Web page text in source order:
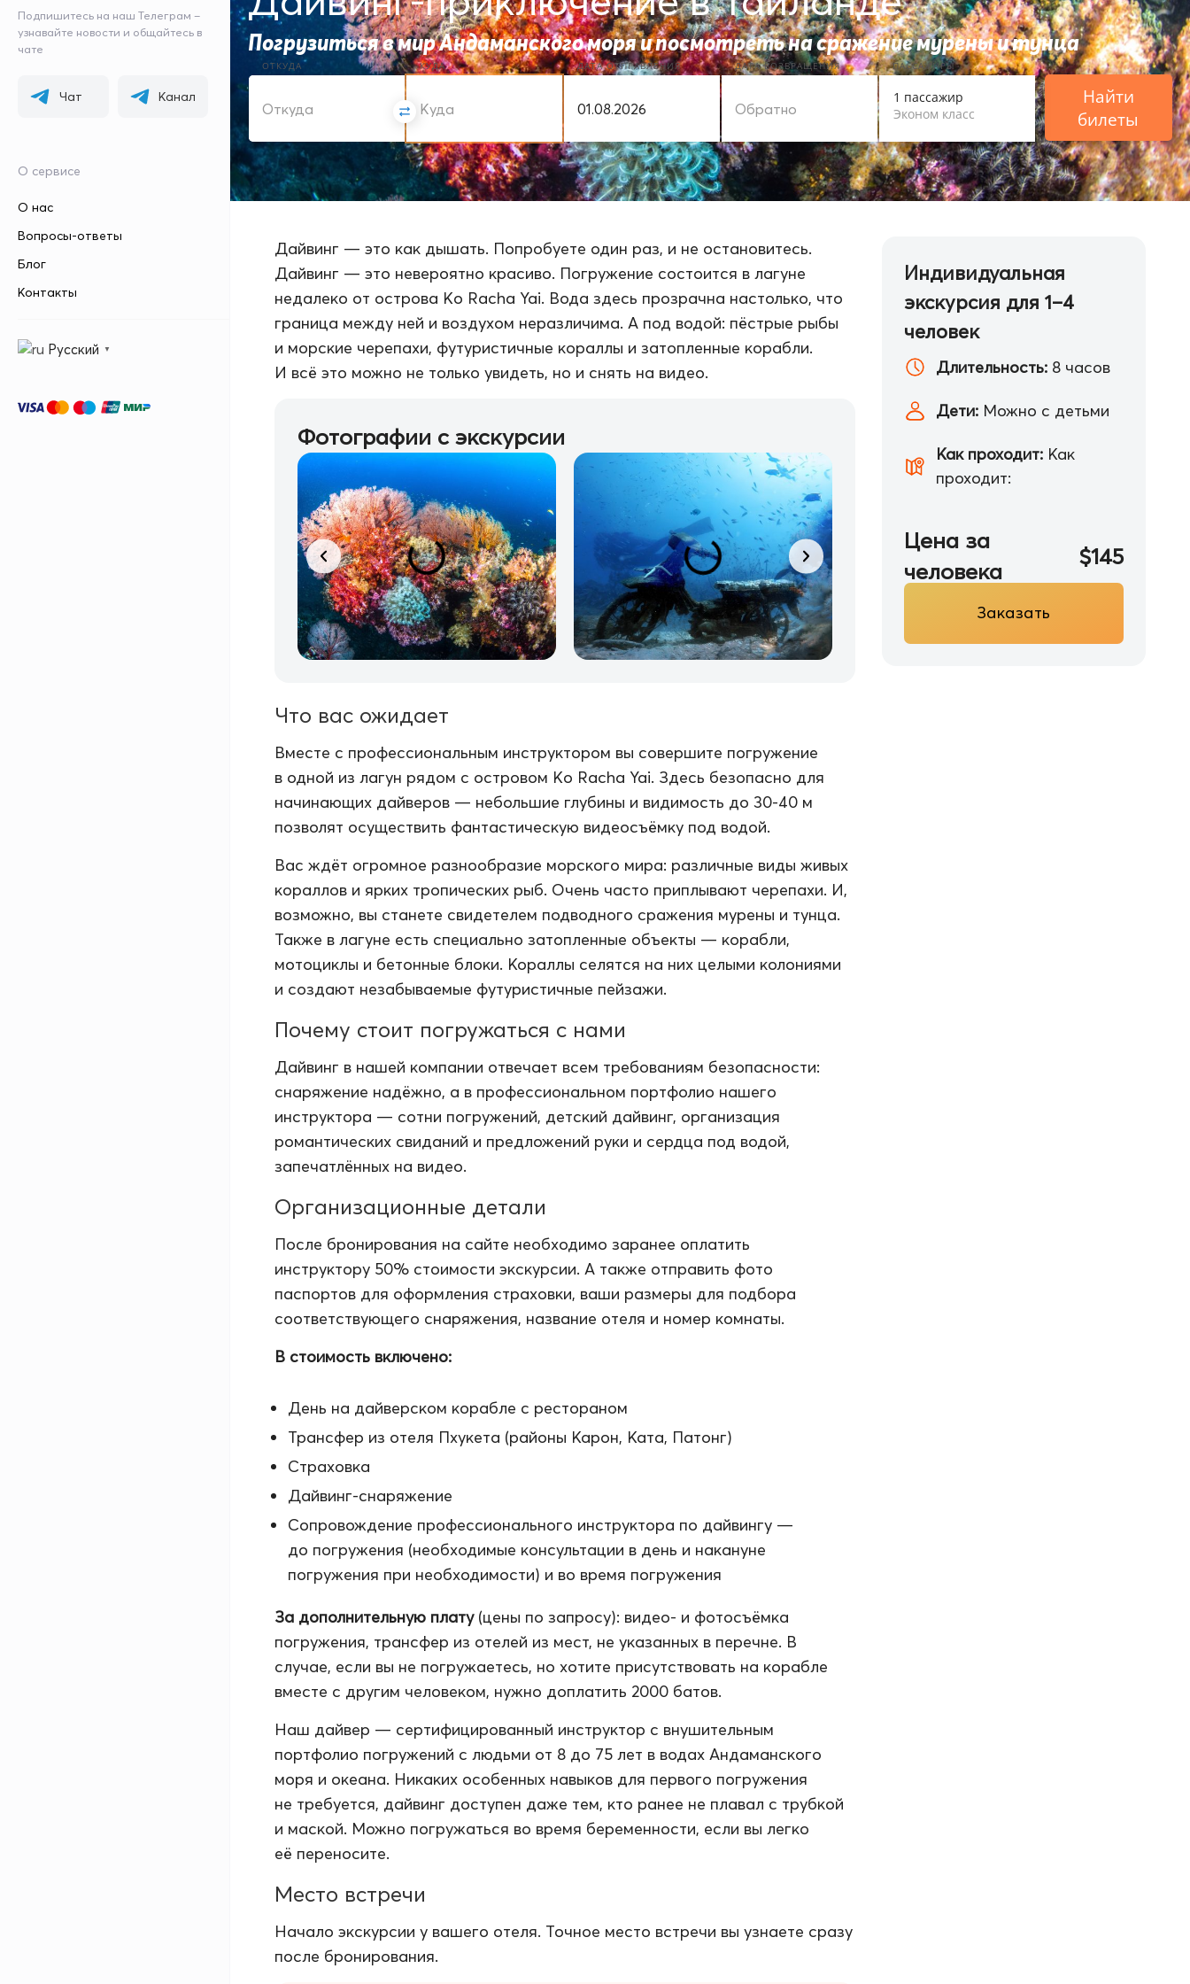
Подпишитесь на наш Телеграм –
узнавайте новости и общайтесь в
чате
Чат Канал
О сервисе
О нас
Вопросы-ответы
Блог
Контакты
Русский ▼
Погрузиться в мир Андаманского моря и посмотреть на сражение мурены и тунца
ОТКУДА КУДА ДАТА ОТПРАВЛЕНИЯ ДАТА ВОЗВРАЩЕНИЯ ПАССАЖИРЫ
1 пассажир
Эконом класс
Найти
билеты
Дайвинг — это как дышать. Попробуете один раз, и не остановитесь.
Дайвинг — это невероятно красиво. Погружение состоится в лагуне
недалеко от острова Ko Racha Yai. Вода здесь прозрачна настолько, что
граница между ней и воздухом неразличима. А под водой: пёстрые рыбы
и морские черепахи, футуристичные кораллы и затопленные корабли.
И всё это можно не только увидеть, но и снять на видео.
Фотографии с экскурсии
Что вас ожидает
Вместе с профессиональным инструктором вы совершите погружение
в одной из лагун рядом с островом Ko Racha Yai. Здесь безопасно для
начинающих дайверов — небольшие глубины и видимость до 30-40 м
позволят осуществить фантастическую видеосъёмку под водой.
Вас ждёт огромное разнообразие морского мира: различные виды живых
кораллов и ярких тропических рыб. Очень часто приплывают черепахи. И,
возможно, вы станете свидетелем подводного сражения мурены и тунца.
Также в лагуне есть специально затопленные объекты — корабли,
мотоциклы и бетонные блоки. Кораллы селятся на них целыми колониями
и создают незабываемые футуристичные пейзажи.
Почему стоит погружаться с нами
Дайвинг в нашей компании отвечает всем требованиям безопасности:
снаряжение надёжно, а в профессиональном портфолио нашего
инструктора — сотни погружений, детский дайвинг, организация
романтических свиданий и предложений руки и сердца под водой,
запечатлённых на видео.
Организационные детали
После бронирования на сайте необходимо заранее оплатить
инструктору 50% стоимости экскурсии. А также отправить фото
паспортов для оформления страховки, ваши размеры для подбора
соответствующего снаряжения, название отеля и номер комнаты.
В стоимость включено:
День на дайверском корабле с рестораном
Трансфер из отеля Пхукета (районы Карон, Ката, Патонг)
Страховка
Дайвинг-снаряжение
Сопровождение профессионального инструктора по дайвингу —
до погружения (необходимые консультации в день и накануне
погружения при необходимости) и во время погружения
За дополнительную плату(цены по запросу): видео- и фотосъёмка
погружения, трансфер из отелей из мест, не указанных в перечне. В
случае, если вы не погружаетесь, но хотите присутствовать на корабле
вместе с другим человеком, нужно доплатить 2000 батов.
Наш дайвер — сертифицированный инструктор с внушительным
портфолио погружений с людьми от 8 до 75 лет в водах Андаманского
моря и океана. Никаких особенных навыков для первого погружения
не требуется, дайвинг доступен даже тем, кто ранее не плавал с трубкой
и маской. Можно погружаться во время беременности, если вы легко
её переносите.
Место встречи
Начало экскурсии у вашего отеля. Точное место встречи вы узнаете сразу
после бронирования.
Индивидуальная
экскурсия для 1–4
человек
Длительность: 8 часов
Дети: Можно с детьми
Как проходит: Как
проходит:
Цена за
человека
$145
Заказать